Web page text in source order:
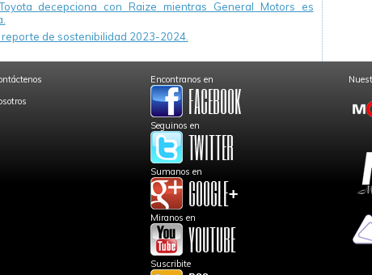
decepciona con Raize mientras General Motors es
de sostenibilidad 2023-2024.
Encontranos en
Seguinos en
Sumanos en
Miranos en
Suscribite